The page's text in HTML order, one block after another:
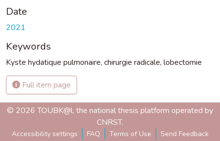
Date
2021
Keywords
Kyste hydatique pulmonaire, chirurgie radicale, lobectomie
Full item page
© 2026 TOUBK@l, the national thesis platform operated by
CNRST.
Accessibility settings FAQ Terms of Use Send Feedback